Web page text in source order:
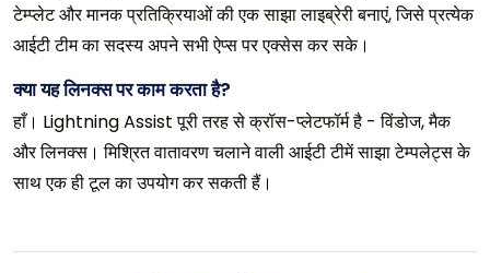
टेम्प्लेट और मानक प्रतिक्रियाओं की एक साझा लाइब्रेरी बनाएं, जिसे प्रत्येक
आईटी टीम का सदस्य अपने सभी ऐप्स पर एक्सेस कर सके।
क्या यह लिनक्स पर काम करता है?
हाँ। Lightning Assist पूरी तरह से क्रॉस-प्लेटफॉर्म है - विंडोज, मैक
और लिनक्स। मिश्रित वातावरण चलाने वाली आईटी टीमें साझा टेम्पलेट्स के
साथ एक ही टूल का उपयोग कर सकती हैं।